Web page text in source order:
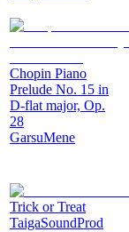
Chopin Piano
Prelude No. 15 in
D-flat major, Op.
28
GarsuMene
Trick or Treat
TaigaSoundProd